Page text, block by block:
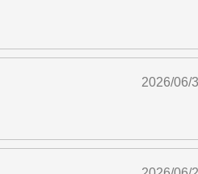
2026/06/